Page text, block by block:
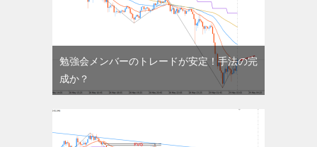
勉強会メンバーのトレードが安定！手法の完
成か？